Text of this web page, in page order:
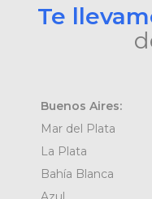
Te
Buenos Aires:
Mar del Plata
La Plata
Bahía Blanca